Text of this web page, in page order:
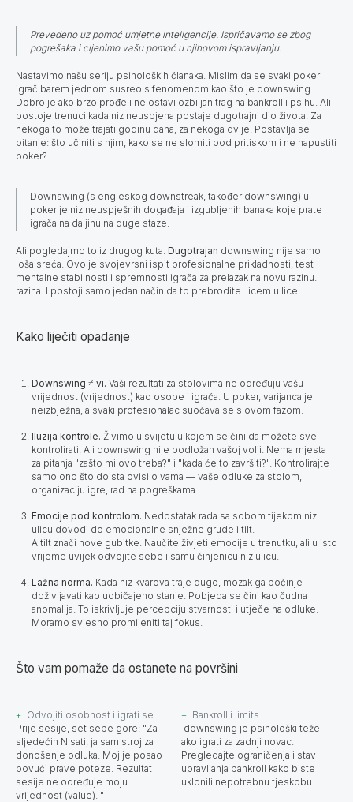
Prevedeno uz pomoć umjetne inteligencije. Ispričavamo se zbog
pogrešaka i cijenimo vašu pomoć u njihovom ispravljanju.
Nastavimo našu seriju psiholoških članaka. Mislim da se svaki poker
igrač barem jednom susreo s fenomenom kao što je downswing.
Dobro je ako brzo prođe i ne ostavi ozbiljan trag na bankroll i psihu. Ali
postoje trenuci kada niz neuspjeha postaje dugotrajni dio života. Za
nekoga to može trajati godinu dana, za nekoga dvije. Postavlja se
pitanje: što učiniti s njim, kako se ne slomiti pod pritiskom i ne napustiti
poker?
Downswing (s engleskog downstreak, također downswing) u
poker je niz neuspješnih događaja i izgubljenih banaka koje prate
igrača na daljinu na duge staze.
Ali pogledajmo to iz drugog kuta. Dugotrajan downswing nije samo
loša sreća. Ovo je svojevrsni ispit profesionalne prikladnosti, test
mentalne stabilnosti i spremnosti igrača za prelazak na novu razinu.
razina. I postoji samo jedan način da to prebrodite: licem u lice.
Kako liječiti opadanje
Downswing ≠ vi. Vaši rezultati za stolovima ne određuju vašu
vrijednost (vrijednost) kao osobe i igrača. U poker, varijanca je
neizbježna, a svaki profesionalac suočava se s ovom fazom.
Iluzija kontrole. Živimo u svijetu u kojem se čini da možete sve
kontrolirati. Ali downswing nije podložan vašoj volji. Nema mjesta
za pitanja "zašto mi ovo treba?" i "kada će to završiti?". Kontrolirajte
samo ono što doista ovisi o vama — vaše odluke za stolom,
organizaciju igre, rad na pogreškama.
Emocije pod kontrolom. Nedostatak rada sa sobom tijekom niz
ulicu dovodi do emocionalne snježne grude i tilt.
A tilt znači nove gubitke. Naučite živjeti emocije u trenutku, ali u isto
vrijeme uvijek odvojite sebe i samu činjenicu niz ulicu.
Lažna norma. Kada niz kvarova traje dugo, mozak ga počinje
doživljavati kao uobičajeno stanje. Pobjeda se čini kao čudna
anomalija. To iskrivljuje percepciju stvarnosti i utječe na odluke.
Moramo svjesno promijeniti taj fokus.
Što vam pomaže da ostanete na površini
Odvojiti osobnost i igrati se.
Prije sesije, set sebe gore: "Za
sljedećih N sati, ja sam stroj za
donošenje odluka. Moj je posao
povući prave poteze. Rezultat
sesije ne određuje moju
vrijednost (value). "
Bankroll i limits.
downswing je psihološki teže
ako igrati za zadnji novac.
Pregledajte ograničenja i stav
upravljanja bankroll kako biste
uklonili nepotrebnu tjeskobu.